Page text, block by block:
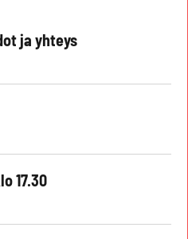
ja yhteys
17.30